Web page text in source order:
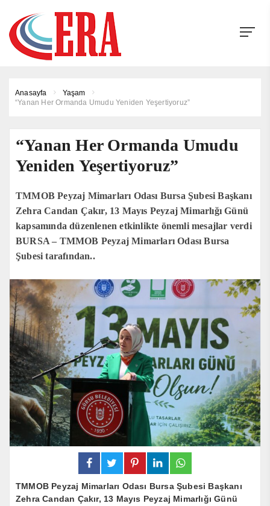
Anasayfa
Yaşam
“Yanan Her Ormanda Umudu Yeniden Yeşertiyoruz”
“Yanan Her Ormanda Umudu
Yeniden Yeşertiyoruz”
TMMOB Peyzaj Mimarları Odası Bursa Şubesi Başkanı
Zehra Candan Çakır, 13 Mayıs Peyzaj Mimarlığı Günü
kapsamında düzenlenen etkinlikte önemli mesajlar verdi
BURSA – TMMOB Peyzaj Mimarları Odası Bursa
Şubesi tarafından..
TMMOB Peyzaj Mimarları Odası Bursa Şubesi Başkanı
Zehra Candan Çakır, 13 Mayıs Peyzaj Mimarlığı Günü